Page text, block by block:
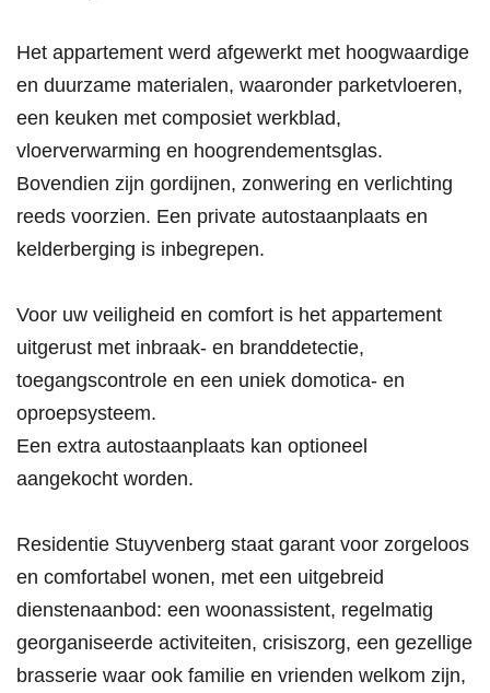
Het appartement werd afgewerkt met hoogwaardige
en duurzame materialen, waaronder parketvloeren,
een keuken met composiet werkblad,
vloerverwarming en hoogrendementsglas.
Bovendien zijn gordijnen, zonwering en verlichting
reeds voorzien. Een private autostaanplaats en
kelderberging is inbegrepen.
Voor uw veiligheid en comfort is het appartement
uitgerust met inbraak- en branddetectie,
toegangscontrole en een uniek domotica- en
oproepsysteem.
Een extra autostaanplaats kan optioneel
aangekocht worden.
Residentie Stuyvenberg staat garant voor zorgeloos
en comfortabel wonen, met een uitgebreid
dienstenaanbod: een woonassistent, regelmatig
georganiseerde activiteiten, crisiszorg, een gezellige
brasserie waar ook familie en vrienden welkom zijn,